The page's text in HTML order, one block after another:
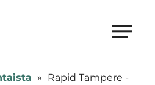
» Rapid Tampere -